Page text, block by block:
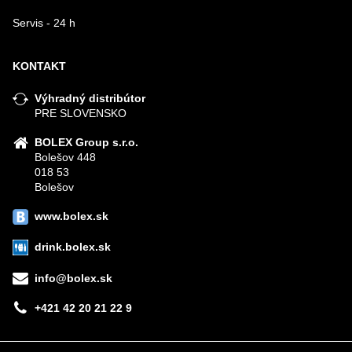
Servis - 24 h
KONTAKT
Výhradný distribútor
PRE SLOVENSKO
BOLEX Group s.r.o.
Bolešov 448
018 53
Bolešov
www.bolex.sk
drink.bolex.sk
info@bolex.sk
+421 42 20 21 22 9